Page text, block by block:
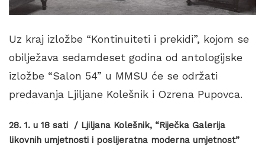
Uz kraj izložbe “Kontinuiteti i prekidi”, kojom se
obilježava sedamdeset godina od antologijske
izložbe “Salon 54” u MMSU će se održati
predavanja Ljiljane Kolešnik i Ozrena Pupovca.
28. 1. u 18 sati / Ljiljana Kolešnik, “Riječka Galerija
likovnih umjetnosti i poslijeratna moderna umjetnost”